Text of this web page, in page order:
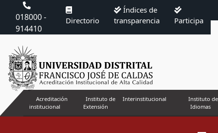
018000 -
914410
Directorio
Índices de
transparencia
Participa
Acreditación
institucional
Instituto de
Extensión
Interinstitucional
Instituto de
Idiomas